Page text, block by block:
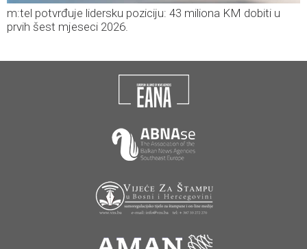
m:tel potvrđuje lidersku poziciju: 43 miliona KM dobiti u
prvih šest mjeseci 2026.